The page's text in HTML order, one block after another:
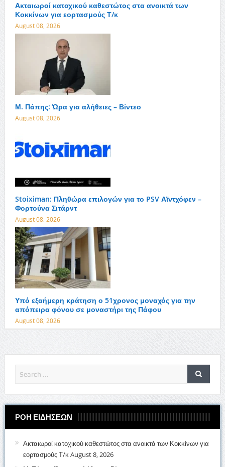
Ακταιωροί κατοχικού καθεστώτος στα ανοικτά των
Κοκκίνων για εορτασμούς Τ/κ
August 08, 2026
Μ. Πάπης: Ώρα για αλήθειες – Βίντεο
August 08, 2026
Stoiximan: Πληθώρα επιλογών για το PSV Αϊντχόφεν –
Φορτούνα Σιτάρντ
August 08, 2026
Υπό εξαήμερη κράτηση ο 51χρονος μοναχός για την
απόπειρα φόνου σε μοναστήρι της Πάφου
August 08, 2026
ΡΟΗ ΕΙΔΗΣΕΩΝ
Ακταιωροί κατοχικού καθεστώτος στα ανοικτά των Κοκκίνων για
εορτασμούς Τ/κAugust 8, 2026